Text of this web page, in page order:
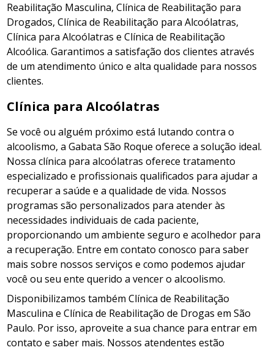
Reabilitação Masculina, Clínica de Reabilitação para
Drogados, Clínica de Reabilitação para Alcoólatras,
Clínica para Alcoólatras e Clínica de Reabilitação
Alcoólica. Garantimos a satisfação dos clientes através
de um atendimento único e alta qualidade para nossos
clientes.
Clínica para Alcoólatras
Se você ou alguém próximo está lutando contra o
alcoolismo, a Gabata São Roque oferece a solução ideal.
Nossa clínica para alcoólatras oferece tratamento
especializado e profissionais qualificados para ajudar a
recuperar a saúde e a qualidade de vida. Nossos
programas são personalizados para atender às
necessidades individuais de cada paciente,
proporcionando um ambiente seguro e acolhedor para
a recuperação. Entre em contato conosco para saber
mais sobre nossos serviços e como podemos ajudar
você ou seu ente querido a vencer o alcoolismo.
Disponibilizamos também Clínica de Reabilitação
Masculina e Clínica de Reabilitação de Drogas em São
Paulo. Por isso, aproveite a sua chance para entrar em
contato e saber mais. Nossos atendentes estão